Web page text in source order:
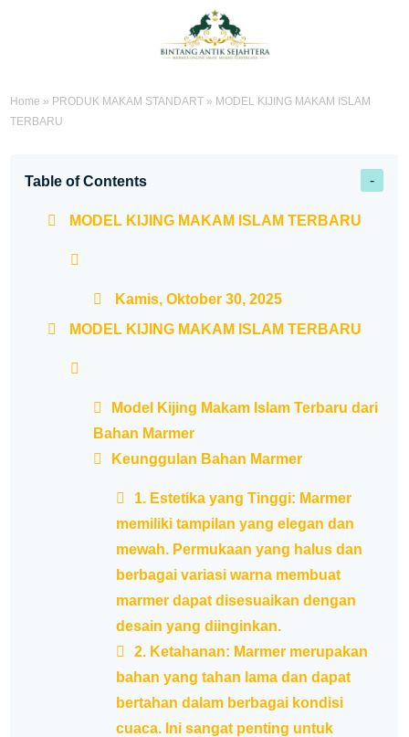
Home » PRODUK MAKAM STANDART » MODEL KIJING MAKAM ISLAM
TERBARU
Table of Contents
MODEL KIJING MAKAM ISLAM TERBARU
Kamis, Oktober 30, 2025
MODEL KIJING MAKAM ISLAM TERBARU
Model Kijing Makam Islam Terbaru dari
Bahan Marmer
Keunggulan Bahan Marmer
1. Estetika yang Tinggi: Marmer
memiliki tampilan yang elegan dan
mewah. Permukaan yang halus dan
berbagai variasi warna membuat
marmer dapat disesuaikan dengan
desain yang diinginkan.
2. Ketahanan: Marmer merupakan
bahan yang tahan lama dan dapat
bertahan dalam berbagai kondisi
cuaca. Ini sangat penting untuk